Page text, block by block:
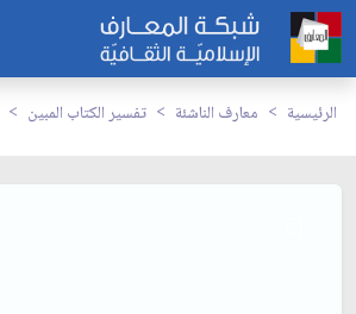
الرئيسية معارف الناشئة تفسير الكتاب المبين